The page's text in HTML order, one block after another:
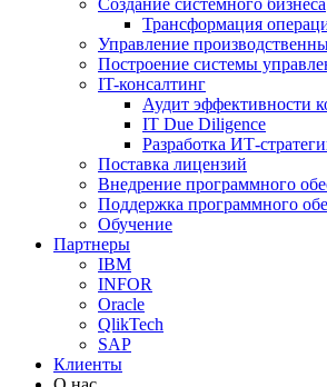
Создание системного бизнеса
Трансформация
Управление
Построение системы
IT-консалтинг
Аудит эффективности
IT Due Diligence
Разработка ИТ-
Поставка лицензий
Внедрение программного
Поддержка программного
Обучение
Партнеры
IBM
INFOR
Oracle
QlikTech
SAP
Клиенты